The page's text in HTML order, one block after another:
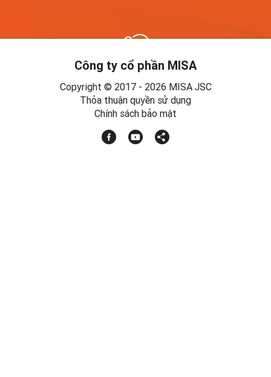
Diễn đàn
Công ty cổ phần MISA
Copyright © 2017 - 2026 MISA JSC
Thỏa thuận quyền sử dụng
Chính sách bảo mật